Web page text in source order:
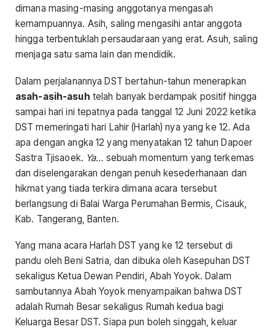
dimana masing-masing anggotanya mengasah
kemampuannya. Asih, saling mengasihi antar anggota
hingga terbentuklah persaudaraan yang erat. Asuh, saling
menjaga satu sama lain dan mendidik.
Dalam perjalanannya DST bertahun-tahun menerapkan
asah-asih-asuh telah banyak berdampak positif hingga
sampai hari ini tepatnya pada tanggal 12 Juni 2022 ketika
DST memeringati hari Lahir (Harlah) nya yang ke 12. Ada
apa dengan angka 12 yang menyatakan 12 tahun Dapoer
Sastra Tjisaoek. Ya… sebuah momentum yang terkemas
dan diselengarakan dengan penuh kesederhanaan dan
hikmat yang tiada terkira dimana acara tersebut
berlangsung di Balai Warga Perumahan Bermis, Cisauk,
Kab. Tangerang, Banten.
Yang mana acara Harlah DST yang ke 12 tersebut di
pandu oleh Beni Satria, dan dibuka oleh Kasepuhan DST
sekaligus Ketua Dewan Pendiri, Abah Yoyok. Dalam
sambutannya Abah Yoyok menyampaikan bahwa DST
adalah Rumah Besar sekaligus Rumah kedua bagi
Keluarga Besar DST. Siapa pun boleh singgah, keluar